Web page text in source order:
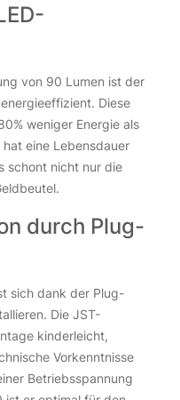
von 90 Lumen ist der
Diese
weniger Energie als
eine Lebensdauer
schont nicht nur die
durch Plug-
sich dank der Plug-
Die JST-
kinderleicht,
Vorkenntnisse
Betriebsspannung